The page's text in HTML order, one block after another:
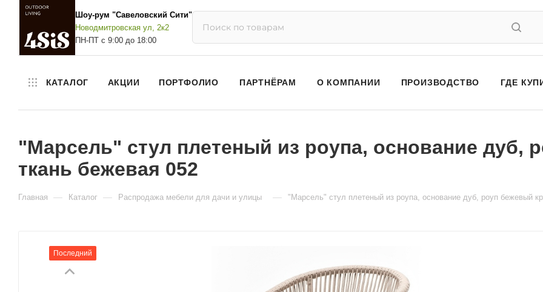
Шоу-рум "Савеловский Сити"
Новодмитровская ул, 2к2
ПН-ПТ с 9:00 до 18:00
КАТАЛОГ АКЦИИ ПОРТФОЛИО ПАРТНЁРАМ О КОМПАНИИ ПРОИЗВОДСТВО ГДЕ
"Марсель" стул плетеный из роупа, основание дуб,
ткань бежевая 052
Главная — Каталог — Распродажа мебели для дачи и улицы — "Марсель" стул плетеный из роупа, основание дуб, роуп бежевый
Последний